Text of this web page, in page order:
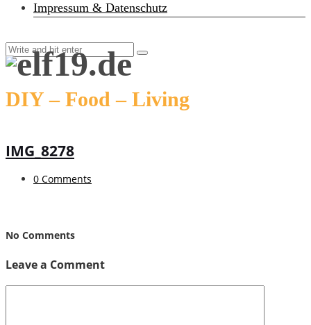
Impressum & Datenschutz
DIY – Food – Living
IMG_8278
0 Comments
No Comments
Leave a Comment